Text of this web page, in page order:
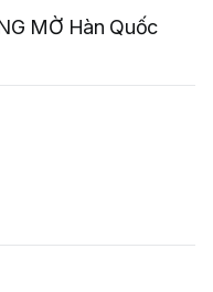
MỜ Hàn Quốc